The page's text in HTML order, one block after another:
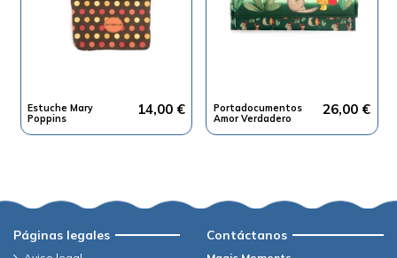
Estuche Mary
Poppins
14,00 €
Portadocumentos
Amor Verdadero
26,00 €
Páginas legales Contáctanos